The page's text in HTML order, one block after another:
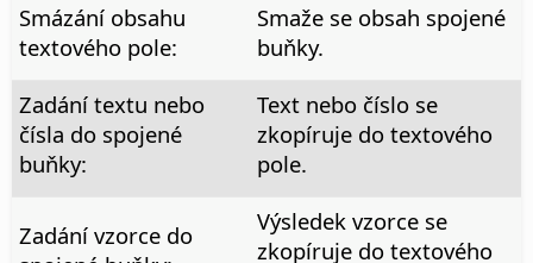
Smázání obsahu
textového pole:
Smaže se obsah spojené
buňky.
Zadání textu nebo
čísla do spojené
buňky:
Text nebo číslo se
zkopíruje do textového
pole.
Zadání vzorce do
Výsledek vzorce se
zkopíruje do textového